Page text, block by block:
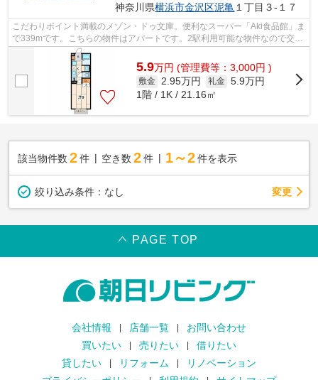
神奈川県横浜市金沢区泥亀 １丁目３-１７
こだわりポイント満載のメゾン・ドゥ文庫。便利なスーパー「Aki食品館」ま
で339mです。こちらの物件はアパートです。2駅利用可能な物件なので交通
の利便性が良いのが魅力です。できる...
5.9万円 (管理費等：3,000円 )
敷金 2.95万円 礼金 5.9万円
1階 / 1K / 21.16㎡
該当物件数 2件 空き数 2 件 1～2 件を表示
絞り込み条件： なし 変更
PAGE TOP
会社情報 店舗一覧
お問い合わせ
買いたい
売りたい
借りたい
貸したい
リフォーム
リノベーション